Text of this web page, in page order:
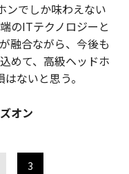
ンでしか味わえない
のITテクノロジーと
融合ながら、今後も
めて、高級ヘッドホ
ないと思う。
オン
3